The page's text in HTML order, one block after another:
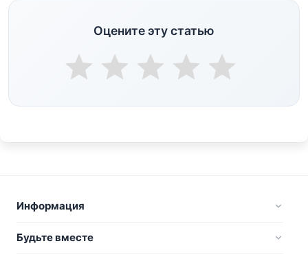
Оцените эту статью
Информация
Будьте вместе